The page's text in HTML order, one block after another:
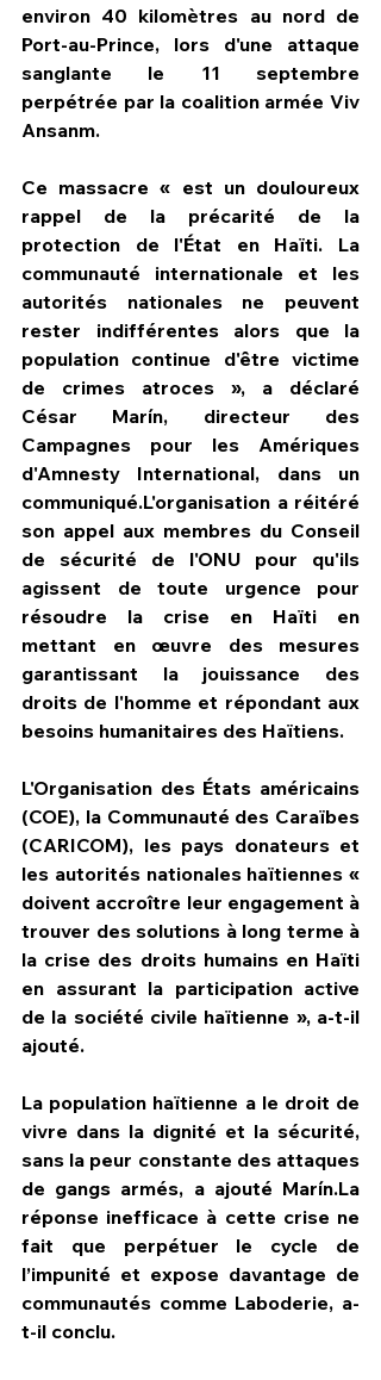
HPN Live
environ 40 kilomètres au nord de
Port-au-Prince, lors d'une attaque
sanglante le 11 septembre
perpétrée par la coalition armée Viv
Ansanm.
Ce massacre « est un douloureux
rappel de la précarité de la
protection de l'État en Haïti. La
communauté internationale et les
autorités nationales ne peuvent
rester indifférentes alors que la
population continue d'être victime
de crimes atroces », a déclaré
César Marín, directeur des
Campagnes pour les Amériques
d'Amnesty International, dans un
communiqué.L'organisation a réitéré
son appel aux membres du Conseil
de sécurité de l'ONU pour qu'ils
agissent de toute urgence pour
résoudre la crise en Haïti en
mettant en œuvre des mesures
garantissant la jouissance des
droits de l'homme et répondant aux
besoins humanitaires des Haïtiens.
L'Organisation des États américains
(COE), la Communauté des Caraïbes
(CARICOM), les pays donateurs et
les autorités nationales haïtiennes «
doivent accroître leur engagement à
trouver des solutions à long terme à
la crise des droits humains en Haïti
en assurant la participation active
de la société civile haïtienne », a-t-il
ajouté.
La population haïtienne a le droit de
vivre dans la dignité et la sécurité,
sans la peur constante des attaques
de gangs armés, a ajouté Marín.La
réponse inefficace à cette crise ne
fait que perpétuer le cycle de
l’impunité et expose davantage de
communautés comme Laboderie, a-
t-il conclu.